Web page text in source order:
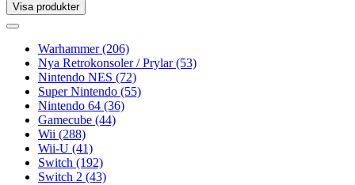
Visa produkter
Toggle
Toggle
navigationWarhammer(206)
Nya Retrokonsoler / Prylar(53)
Nintendo NES (72)
Super Nintendo (55)
Nintendo 64 (36)
Gamecube (44)
Wii (288)
Wii-U (41)
Switch (192)
Switch 2 (43)